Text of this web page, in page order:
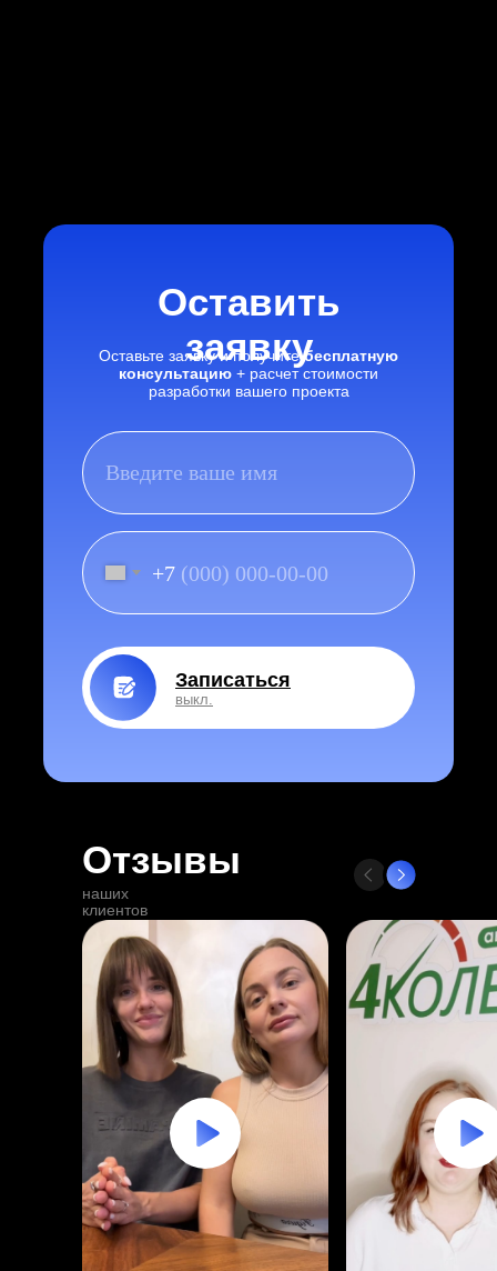
Оставить
заявку
Оставьте заявку и получитебесплатную
консультацию + расчет стоимости
разработки вашего проекта
+7
Записаться
выкл.
Отзывы
наших
клиентов